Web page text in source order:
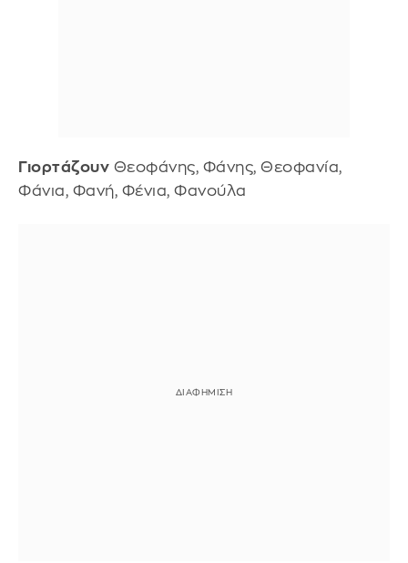
Γιορτάζουν Θεοφάνης, Φάνης, Θεοφανία,
Φάνια, Φανή, Φένια, Φανούλα